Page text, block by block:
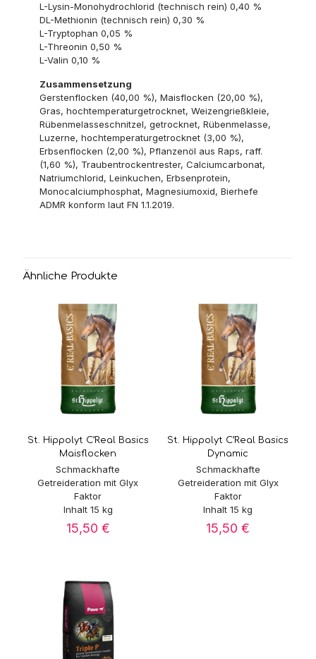
L-Lysin-Monohydrochlorid (technisch rein) 0,40 %
DL-Methionin (technisch rein) 0,30 %
L-Tryptophan 0,05 %
L-Threonin 0,50 %
L-Valin 0,10 %
Zusammensetzung
Gerstenflocken (40,00 %), Maisflocken (20,00 %),
Gras, hochtemperaturgetrocknet, Weizengrießkleie,
Rübenmelasseschnitzel, getrocknet, Rübenmelasse,
Luzerne, hochtemperaturgetrocknet (3,00 %),
Erbsenflocken (2,00 %), Pflanzenöl aus Raps, raff.
(1,60 %), Traubentrockentrester, Calciumcarbonat,
Natriumchlorid, Leinkuchen, Erbsenprotein,
Monocalciumphosphat, Magnesiumoxid, Bierhefe
ADMR konform laut FN 1.1.2019.
Ähnliche Produkte
St. Hippolyt C’Real Basics
Maisflocken
Schmackhafte
Getreideration mit Glyx
Faktor
Inhalt 15 kg
15,50 €
St. Hippolyt C’Real Basics
Dynamic
Schmackhafte
Getreideration mit Glyx
Faktor
Inhalt 15 kg
15,50€